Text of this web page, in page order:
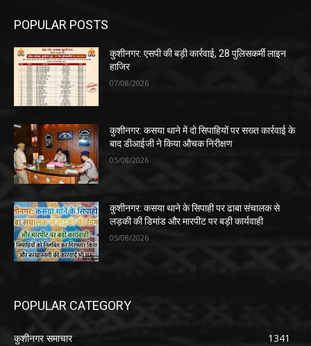
POPULAR POSTS
कुशीनगर: एसपी की बड़ी कार्रवाई, 28 पुलिसकर्मी लाइन
हाजिर
07/08/2026
कुशीनगर: कसया थाने में दो सिपाहियों पर सख्त कार्रवाई के
बाद डीआईजी ने किया औचक निरीक्षण
05/08/2026
कुशीनगर: कसया थाने के सिपाही पर ढाबा संचालक से
लड़की की डिमांड और मारपीट पर बड़ी कार्यवाही
05/08/2026
POPULAR CATEGORY
कुशीनगर समाचार
1341